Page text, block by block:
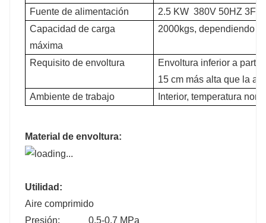
Fuente de alimentación
2.5 KW 380V 50HZ
Capacidad de carga
máxima
2000kgs, dependiendo
Requisito de envoltura
Envoltura inferior a partir
15 cm más alta que la
Ambiente de trabajo
Interior, temperatura
Material de envoltura:
Utilidad:
Aire comprimido
Presión: 0.5-0.7 MPa